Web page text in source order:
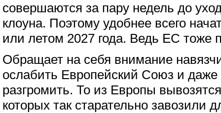
совершаются за пару недель до
клоуна. Поэтому удобнее всего
или летом 2027 года. Ведь ЕС тоже
Обращает на себя внимание
ослабить Европейский Союз и даже
разгромить. То из Европы
которых так старательно завозили